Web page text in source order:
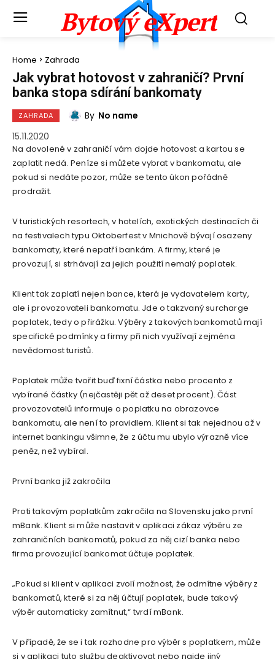
Bytový eXpert
Home Zahrada
Jak vybrat hotovost v zahraničí? První
banka stopa sdírání bankomaty
ZAHRADA By No name
15.11.2020
Na dovolené v zahraničí vám dojde hotovost a kartou se
zaplatit nedá. Peníze si můžete vybrat v bankomatu, ale
pokud si nedáte pozor, může se tento úkon pořádně
prodražit.
V turistických resortech, v hotelích, exotických destinacích či
na festivalech typu Oktoberfest v Mnichově bývají osazeny
bankomaty, které nepatří bankám. A firmy, které je
provozují, si strhávají za jejich použití nemalý poplatek.
Klient tak zaplatí nejen bance, která je vydavatelem karty,
ale i provozovateli bankomatu. Jde o takzvaný surcharge
poplatek, tedy o přirážku. Výběry z takových bankomatů mají
specifické podmínky a firmy při nich využívají zejména
nevědomost turistů.
Poplatek může tvořit buď fixní částka nebo procento z
vybírané částky (nejčastěji pět až deset procent). Část
provozovatelů informuje o poplatku na obrazovce
bankomatu, ale není to pravidlem. Klient si tak nejednou až v
internet bankingu všimne, že z účtu mu ubylo výrazně více
peněz, než vybíral.
První banka již zakročila
Proti takovým poplatkům zakročila na Slovensku jako první
mBank. Klient si může nastavit v aplikaci zákaz výběru ze
zahraničních bankomatů, pokud za něj cizí banka nebo
firma provozující bankomat účtuje poplatek.
„Pokud si klient v aplikaci zvolí možnost, že odmítne výběry z
bankomatů, které si za něj účtují poplatek, bude takový
výběr automaticky zamítnut,“ tvrdí mBank.
V případě, že se i tak rozhodne pro výběr s poplatkem, může
si v aplikaci tuto službu deaktivovat nebo najde jiný